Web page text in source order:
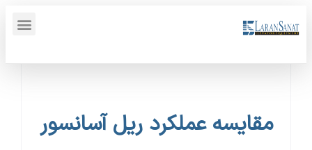
مقایسه عملکرد ریل آسانسور